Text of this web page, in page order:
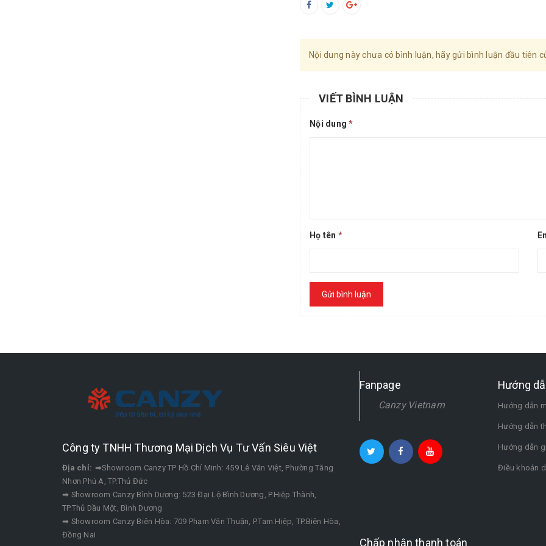
Nội dung này chưa có bình luận, hãy gửi bình luận đầu tiên
VIẾT BÌNH LUẬN
Nội dung*
Họ tên *
Gửi bình luận
Công ty TNHH Thương Mại Dịch Vụ Tư Vấn Siêu Việt
Địa chỉ: ➡Showroom Canzy TP Hồ Chí Minh: 459 Lê Văn Việt, Phường Tăng
Nhơn Phú A, TP.Thủ Đức
➡ Showroom Canzy Bình Dương: 523 Đại Lộ Bình Dương, P.Hiệp Thành,
TP.Thủ Dầu Một, Bình Dương
➡ Showroom Canzy Biên Hòa: 709 Phạm Văn Thuận, P.Tam Hiệp, TP.Biên Hòa,
Đồng Nai
Fanpage
Canzy Vietnam
Hướng
Hướng dẫn
Hướng dẫn
Hướng dẫn
Điều khoản
Chấp nhận thanh toán